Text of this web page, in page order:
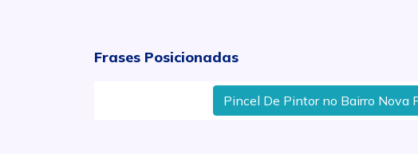
Frases Posicionadas
Pincel De Pintor no Bairro Nova